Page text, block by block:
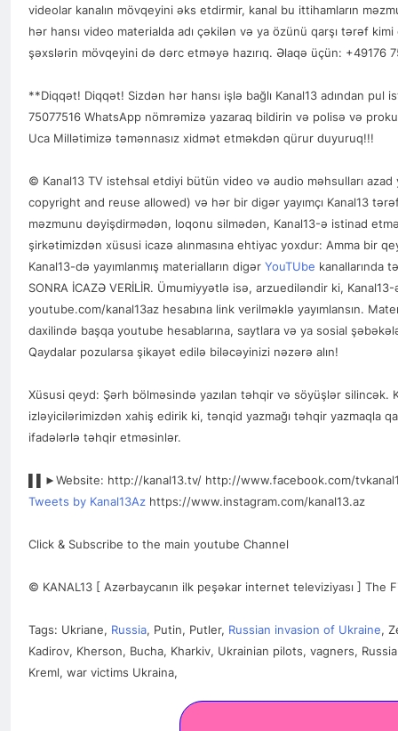
videolar kanalın mövqeyini əks etdirmir, kanal bu ittihamların
hər hansı video materialda adı çəkilən və ya özünü qarşı tərəf
şəxslərin mövqeyini də dərc etməyə hazırıq. Əlaqə üçün: +49176
**Diqqət! Diqqət! Sizdən hər hansı işlə bağlı Kanal13 adından pul
75077516 WhatsApp nömrəmizə yazaraq bildirin və polisə və
Uca Millətimizə təmənnasız xidmət etməkdən qürur duyuruq!!!
© Kanal13 TV istehsal etdiyi bütün video və audio məhsulları azad
copyright and reuse allowed) və hər bir digər yayımçı Kanal13
məzmunu dəyişdirmədən, loqonu silmədən, Kanal13-ə istinad
şirkətimizdən xüsusi icazə alınmasına ehtiyac yoxdur: Amma bir
Kanal13-də yayımlanmış materialların digər YouTUbe kanallarında
SONRA İCAZƏ VERİLİR. Ümumiyyətlə isə, arzuediləndir ki,
youtube.com/kanal13az hesabına link verilməklə yayımlansın.
daxilində başqa youtube hesablarına, saytlara və ya sosial
Qaydalar pozularsa şikayət edilə biləcəyinizi nəzərə alın!
Xüsusi qeyd: Şərh bölməsində yazılan təhqir və söyüşlər silincək.
izləyicilərimizdən xahiş edirik ki, tənqid yazmağı təhqir yazmaqla
ifadələrlə təhqir etməsinlər.
▌▌►Website: http://kanal13.tv/ http://www.facebook.com/
Tweets by Kanal13Az https://www.instagram.com/kanal13.az
Click & Subscribe to the main youtube Channel
© KANAL13 [ Azərbaycanın ilk peşəkar internet televiziyası ] The
Tags: Ukriane, Russia, Putin, Putler, Russian invasion of Ukraine,
Kadirov, Kherson, Bucha, Kharkiv, Ukrainian pilots, vagners,
Kreml, war victims Ukraina,